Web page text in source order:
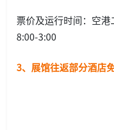
票价及运行时间：空
8:00-3:00
3、展馆往返部分酒店